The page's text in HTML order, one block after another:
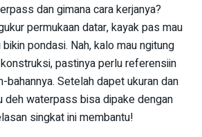
dan gimana cara kerjanya?
permukaan datar, kayak pas mau
pondasi. Nah, kalo mau ngitung
pastinya perlu referensiin
bahannya. Setelah dapet ukuran dan
deh waterpass bisa dipake dengan
singkat ini membantu!